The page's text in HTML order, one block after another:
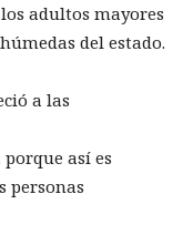
adultos mayores
del estado.
a las
así es
personas